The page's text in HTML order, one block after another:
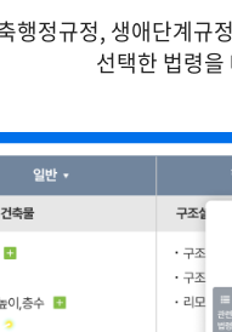
행정규정, 생애단계규
선택한 법령